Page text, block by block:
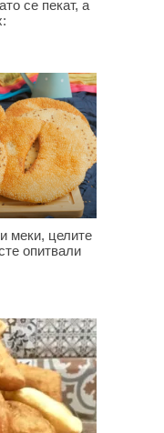
се пекат, а
целите
опитвали